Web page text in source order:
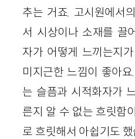
추는 거죠. 고시원에서
서 시상이나 소재를 끌
자가 어떻게 느끼는지
미지근한 느낌이 좋아
는 슬픔과 시적화자가
른지 알 수 없는 흐릿함
로 흐릿해서 아쉽기도 했